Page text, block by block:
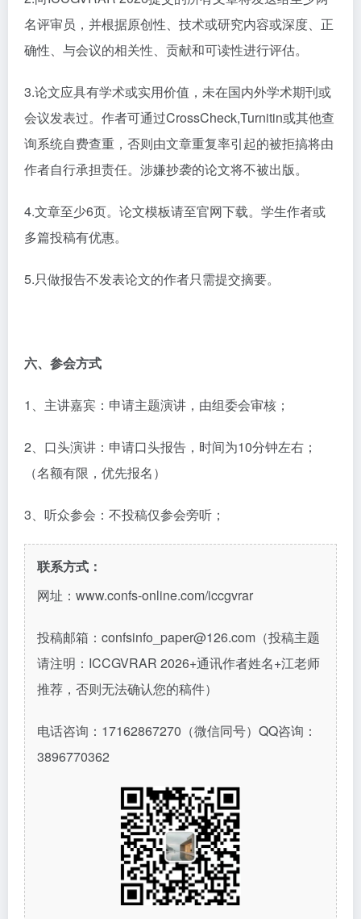
名评审员，并根据原创性、技术或研究内容或深度、正
确性、与会议的相关性、贡献和可读性进行评估。
3.论文应具有学术或实用价值，未在国内外学术期刊或
会议发表过。作者可通过CrossCheck,Turnitin或其他查
询系统自费查重，否则由文章重复率引起的被拒搞将由
作者自行承担责任。涉嫌抄袭的论文将不被出版。
4.文章至少6页。 论文模板请至官网下载。学生作者或
多篇投稿有优惠。
5.只做报告不发表论文的作者只需提交摘要。
六、参会方式
1、主讲嘉宾：申请主题演讲，由组委会审核；
2、口头演讲：申请口头报告，时间为10分钟左右；
（名额有限，优先报名）
3、听众参会：不投稿仅参会旁听；
联系方式：
网址：www.confs-online.com/iccgvrar
投稿邮箱：confsinfo_paper@126.com（投稿主题
请注明：ICCGVRAR 2026+通讯作者姓名+江老师
推荐，否则无法确认您的稿件）
电话咨询：17162867270（微信同号）QQ咨询：
3896770362